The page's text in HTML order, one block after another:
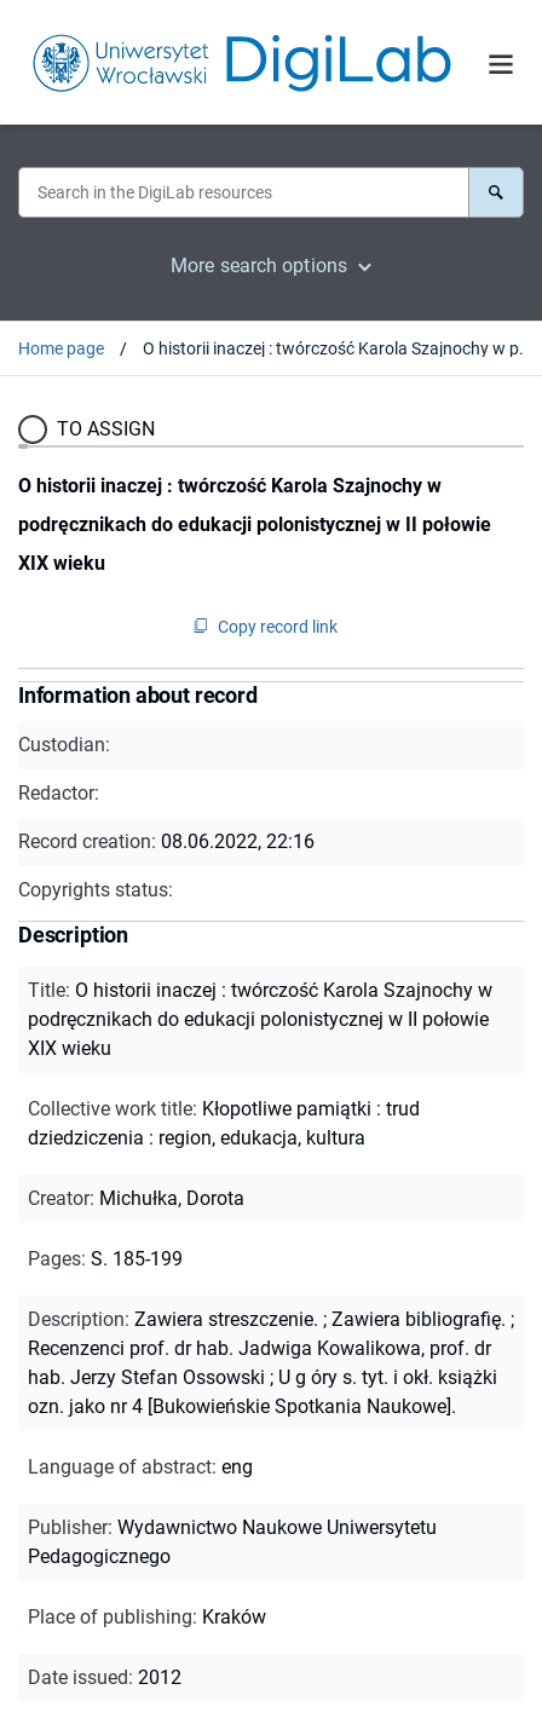
More search options
Home page O historii inaczej : twórczość Karola Szajnochy w podręcznikach do edukacji polonistycznej w II połowie XIX wieku
TO ASSIGN
O historii inaczej : twórczość Karola Szajnochy w
podręcznikach do edukacji polonistycznej w II połowie
XIX wieku
Copy record link
Information about record
Custodian:
Redactor:
Record creation: 08.06.2022, 22:16
Copyrights status:
Description
Title: O historii inaczej : twórczość Karola Szajnochy w
podręcznikach do edukacji polonistycznej w II połowie
XIX wieku
Collective work title: Kłopotliwe pamiątki : trud
dziedziczenia : region, edukacja, kultura
Creator: Michułka, Dorota
Pages: S. 185-199
Description: Zawiera streszczenie. ; Zawiera bibliografię. ;
Recenzenci prof. dr hab. Jadwiga Kowalikowa, prof. dr
hab. Jerzy Stefan Ossowski ; U g óry s. tyt. i okł. książki
ozn. jako nr 4 [Bukowieńskie Spotkania Naukowe].
Language of abstract: eng
Publisher: Wydawnictwo Naukowe Uniwersytetu
Pedagogicznego
Place of publishing: Kraków
Date issued: 2012